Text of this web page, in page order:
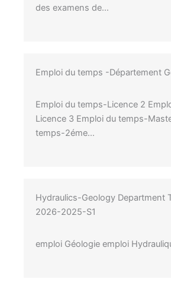
des examens de…
Emploi du temps -Département
Emploi du temps-Licence 2
Licence 3 Emploi du temps-
temps-2éme…
Hydraulics-Geology Department
2026-2025-S1
emploi Géologie emploi